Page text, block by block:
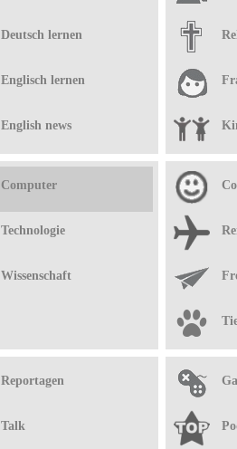
Deutsch lernen
Englisch lernen
English news
Computer
Technologie
Wissenschaft
Reportagen
Talk